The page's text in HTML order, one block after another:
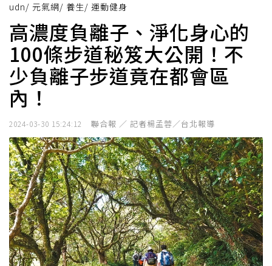
udn/ 元氣網/ 養生/ 運動健身
高濃度負離子、淨化身心的
100條步道秘笈大公開！不
少負離子步道竟在都會區
內！
2024-03-30 15:24:12 聯合報 ／ 記者楊孟蓉／台北報導